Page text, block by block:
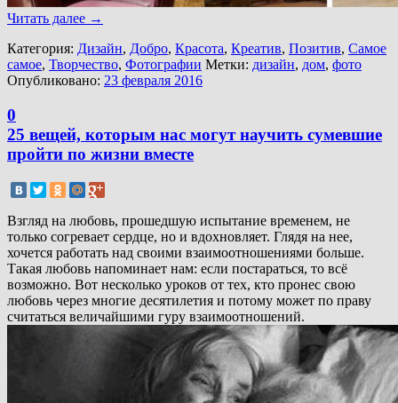
Читать далее →
Категория: Дизайн, Добро, Красота, Креатив, Позитив, Самое
самое, Творчество, Фотографии Метки: дизайн, дом, фото
Опубликовано: 23 февраля 2016
0
25 вещей, которым нас могут научить сумевшие
пройти по жизни вместе
Взгляд на любовь, прошедшую испытание временем, не
только согревает сердце, но и вдохновляет. Глядя на нее,
хочется работать над своими взаимоотношениями больше.
Такая любовь напоминает нам: если постараться, то всё
возможно. Вот несколько уроков от тех, кто пронес свою
любовь через многие десятилетия и потому может по праву
считаться величайшими гуру взаимоотношений.